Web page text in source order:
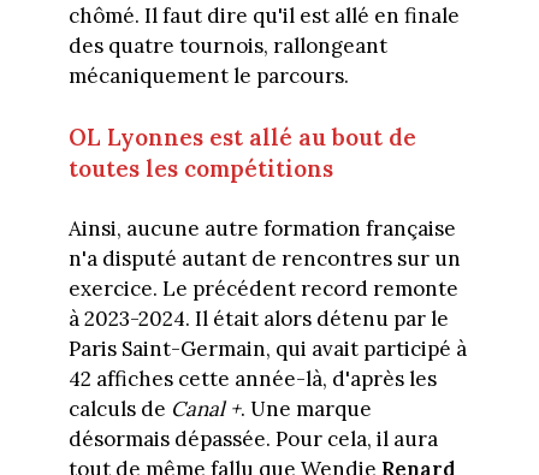
chômé. Il faut dire qu'il est allé en finale
des quatre tournois, rallongeant
mécaniquement le parcours.
OL Lyonnes est allé au bout de
toutes les compétitions
Ainsi, aucune autre formation française
n'a disputé autant de rencontres sur un
exercice. Le précédent record remonte
à 2023-2024. Il était alors détenu par le
Paris Saint-Germain, qui avait participé à
42 affiches cette année-là, d'après les
calculs de Canal +. Une marque
désormais dépassée. Pour cela, il aura
tout de même fallu que Wendie Renard